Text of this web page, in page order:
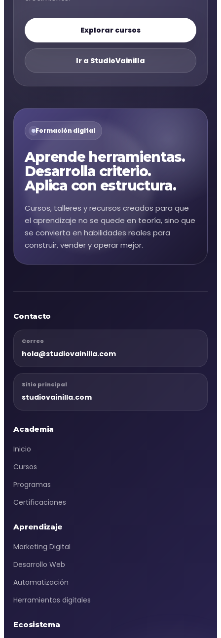
Explorar cursos
Ir a StudioVainilla
Formación digital
Aprende herramientas.
Desarrolla criterio.
Aplica con estructura.
Cursos, talleres y recursos creados para que
el aprendizaje no se quede en teoría, sino que
se convierta en habilidades reales para
construir, vender y operar mejor.
Contacto
Correo
hola@studiovainilla.com
Sitio principal
studiovainilla.com
Academia
Inicio
Cursos
Programas
Certificaciones
Aprendizaje
Marketing Digital
Desarrollo Web
Automatización
Herramientas digitales
Ecosistema